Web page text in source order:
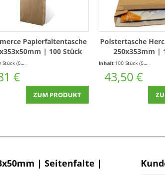
Papierfaltentasche
| 100 Stück
Stück(0,30 € * / 1 Stück)
€
ZUM PRODUKT
Polstertasche
250x353mm |
Inhalt 100 Stück (0,44 € * / 1 Stück)
43,50 €
| Seitenfalte |